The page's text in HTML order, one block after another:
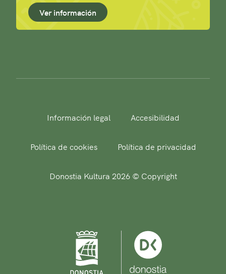
Ver información
Información legal Accesibilidad
Política de cookies Política de privacidad
Donostia Kultura 2026 © Copyright